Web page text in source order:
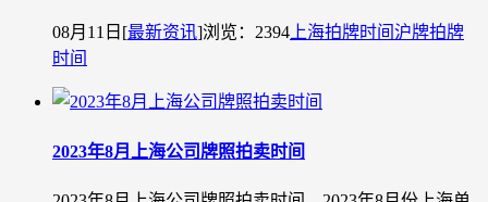
08月11日 [最新资讯]浏览：2394 上海拍牌时间沪牌拍牌
时间
2023年8月上海公司牌照拍卖时间